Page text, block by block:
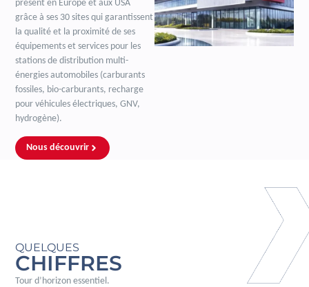
présent en Europe et aux USA
grâce à ses 30 sites qui garantissent
la qualité et la proximité de ses
équipements et services pour les
stations de distribution multi-
énergies automobiles (carburants
fossiles, bio-carburants, recharge
pour véhicules électriques, GNV,
hydrogène).
Nous découvrir
QUELQUES
CHIFFRES
Tour d’horizon essentiel.